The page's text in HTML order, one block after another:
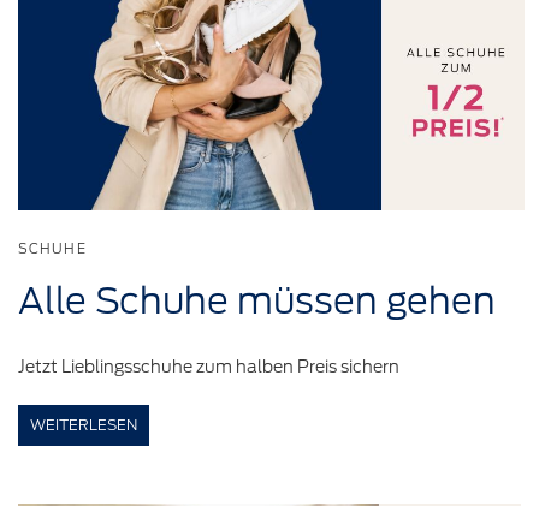
SCHUHE
Alle Schuhe müssen gehen
Jetzt Lieblingsschuhe zum halben Preis sichern
WEITERLESEN